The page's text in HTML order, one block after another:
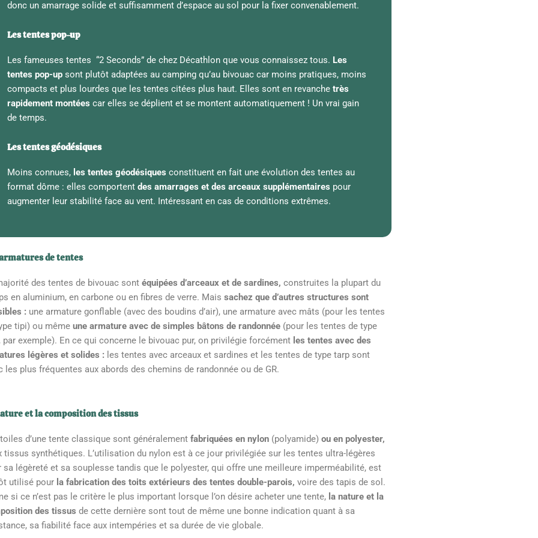
donc un amarrage solide et suffisamment d’espace au sol pour la fixer convenablement.
Les tentes pop-up
Les fameuses tentes “2 Seconds” de chez Décathlon que vous connaissez tous. Les
tentes pop-upsont plutôt adaptées au camping qu’au bivouac car moins pratiques, moins
compacts et plus lourdes que les tentes citées plus haut. Elles sont en revanchetrès
rapidement montées car elles se déplient et se montent automatiquement ! Un vrai gain
de temps.
Les tentes géodésiques
Moins connues, les tentes géodésiques constituent en fait une évolution des tentes au
format dôme : elles comportent des amarrages et des arceaux supplémentaires pour
augmenter leur stabilité face au vent. Intéressant en cas de conditions extrêmes.
de tentes
des tentes de bivouac sont équipées d’arceaux et de sardines, construites la plupart du
en aluminium, en carbone ou en fibres de verre. Mais sachez que d’autres structures sont
: une armature gonflable (avec des boudins d’air), une armature avec mâts (pour les tentes
tipi) ou même une armature avec de simples bâtons de randonnée(pour les tentes de type
par exemple). En ce qui concerne le bivouac pur, on privilégie forcément les tentes avec des
légères et solides : les tentes avec arceaux et sardines et les tentes de type tarp sont
les plus fréquentes aux abords des chemins de randonnée ou de GR.
et la composition des tissus
d’une tente classique sont généralement fabriquées en nylon (polyamide) ou en polyester,
tissus synthétiques. L’utilisation du nylon est à ce jour privilégiée sur les tentes ultra-légères
sa légèreté et sa souplesse tandis que le polyester, qui offre une meilleure imperméabilité, est
utilisé pourla fabrication des toits extérieurs des tentes double-parois, voire des tapis de sol.
si ce n’est pas le critère le plus important lorsque l’on désire acheter une tente,la nature et la
des tissus de cette dernière sont tout de même une bonne indication quant à sa
sa fiabilité face aux intempéries et sa durée de vie globale.